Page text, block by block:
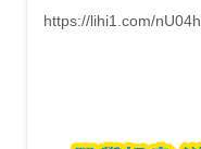
https://lihi1.com/